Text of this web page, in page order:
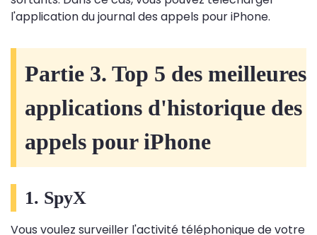
l'application du journal des appels pour iPhone.
Partie 3. Top 5 des meilleures
applications d'historique des
appels pour iPhone
1. SpyX
Vous voulez surveiller l'activité téléphonique de votre